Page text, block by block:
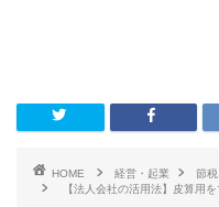
HOME 経営・起業
節
【法人会社の活用法】皮算用